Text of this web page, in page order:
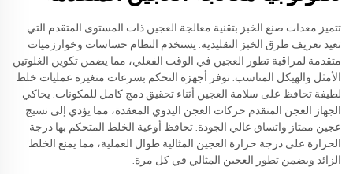
تتميز معدات صنع الخبز بتقنية معالجة العجين ذات المستوى المتقدم التي
تعيد تعريف طرق الخبز التقليدية. يستخدم النظام حساسات وخوارزميات
متقدمة لمراقبة تطور العجين في الوقت الفعلي، مما يضمن تكوين الغلوتين
الأمثل والهيكل المناسب. توفر أجهزة التحكم بسرعات متغيرة عمليات خلط
لطيفة تحافظ على سلامة العجين أثناء تحقيق دمج كامل للمكونات. يحاكي
الجهاز العجن المتقدم حركات العجن اليدوي المعقدة، مما يؤدي إلى نسيج
عجين ممتاز واتساق عالي الجودة. تحافظ أوعية الخلط المتحكم بها درجة
الحرارة على درجة حرارة العجين المثالية طوال العملية، مما يمنع الخلط
الزائد ويضمن تطور العجين المثالي في كل مرة.